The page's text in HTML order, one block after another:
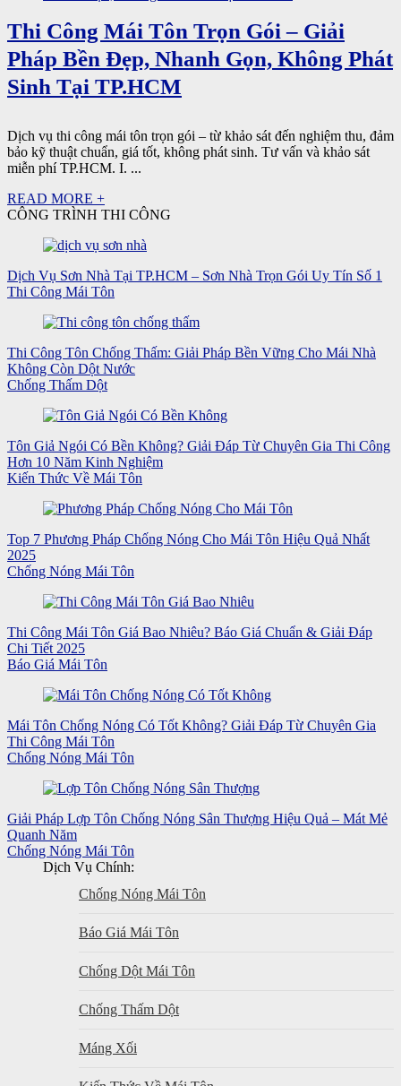
Thi Công Mái Tôn Trọn Gói – Giải
Pháp Bền Đẹp, Nhanh Gọn, Không Phát
Sinh Tại TP.HCM
Dịch vụ thi công mái tôn trọn gói – từ khảo sát đến nghiệm thu, đảm
bảo kỹ thuật chuẩn, giá tốt, không phát sinh. Tư vấn và khảo sát
miễn phí TP.HCM. I. ...
READ MORE +
CÔNG TRÌNH THI CÔNG
Dịch Vụ Sơn Nhà Tại TP.HCM – Sơn Nhà Trọn Gói Uy Tín Số 1
Thi Công Mái Tôn
Thi Công Tôn Chống Thấm: Giải Pháp Bền Vững Cho Mái Nhà
Không Còn Dột Nước
Chống Thấm Dột
Tôn Giả Ngói Có Bền Không? Giải Đáp Từ Chuyên Gia Thi Công
Hơn 10 Năm Kinh Nghiệm
Kiến Thức Về Mái Tôn
Top 7 Phương Pháp Chống Nóng Cho Mái Tôn Hiệu Quả Nhất
2025
Chống Nóng Mái Tôn
Thi Công Mái Tôn Giá Bao Nhiêu? Báo Giá Chuẩn & Giải Đáp
Chi Tiết 2025
Báo Giá Mái Tôn
Mái Tôn Chống Nóng Có Tốt Không? Giải Đáp Từ Chuyên Gia
Thi Công Mái Tôn
Chống Nóng Mái Tôn
Giải Pháp Lợp Tôn Chống Nóng Sân Thượng Hiệu Quả – Mát Mẻ
Quanh Năm
Chống Nóng Mái Tôn
Dịch Vụ Chính:
Chống Nóng Mái Tôn
Báo Giá Mái Tôn
Chống Dột Mái Tôn
Chống Thấm Dột
Máng Xối